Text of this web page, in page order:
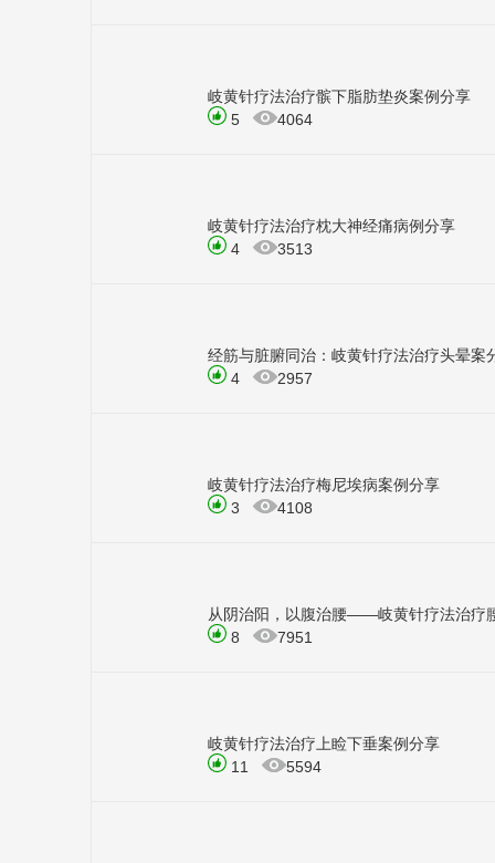
岐黄针疗法治疗髌下脂肪垫炎案例分享
5
4064
岐黄针疗法治疗枕大神经痛病例分享
4
3513
经筋与脏腑同治：岐黄针疗法治疗头晕案
4
2957
岐黄针疗法治疗梅尼埃病案例分享
3
4108
从阴治阳，以腹治腰——岐黄针疗法治疗
8
7951
岐黄针疗法治疗上睑下垂案例分享
11
5594